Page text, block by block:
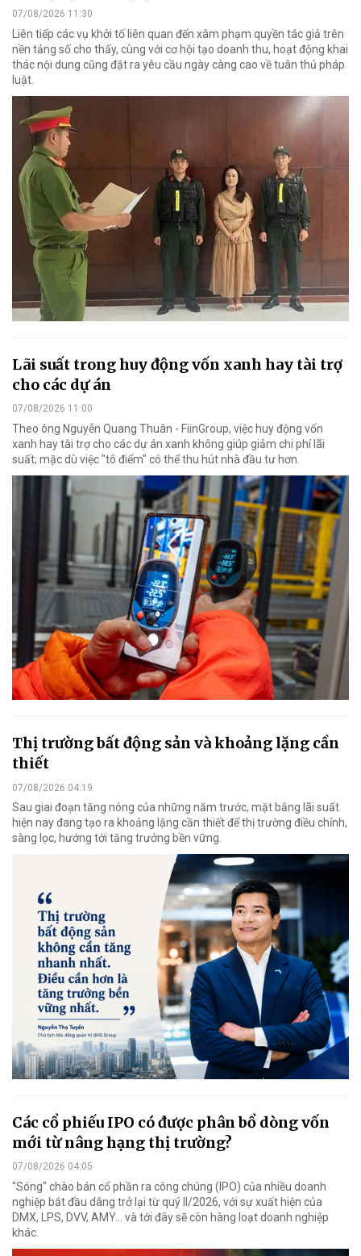
07/08/2026 11:30
Liên tiếp các vụ khởi tố liên quan đến xâm phạm quyền tác giả trên
nền tảng số cho thấy, cùng với cơ hội tạo doanh thu, hoạt động khai
thác nội dung cũng đặt ra yêu cầu ngày càng cao về tuân thủ pháp
luật.
Lãi suất trong huy động vốn xanh hay tài trợ
cho các dự án
07/08/2026 11:00
Theo ông Nguyễn Quang Thuân - FiinGroup, việc huy động vốn
xanh hay tài trợ cho các dự án xanh không giúp giảm chi phí lãi
suất; mặc dù việc "tô điểm" có thể thu hút nhà đầu tư hơn.
Thị trường bất động sản và khoảng lặng cần
thiết
07/08/2026 04:19
Sau giai đoạn tăng nóng của những năm trước, mặt bằng lãi suất
hiện nay đang tạo ra khoảng lặng cần thiết để thị trường điều chỉnh,
sàng lọc, hướng tới tăng trưởng bền vững.
Các cổ phiếu IPO có được phân bổ dòng vốn
mới từ nâng hạng thị trường?
07/08/2026 04:05
"Sóng" chào bán cổ phần ra công chúng (IPO) của nhiều doanh
nghiệp bắt đầu dâng trở lại từ quý II/2026, với sự xuất hiện của
DMX, LPS, DVV, AMY... và tới đây sẽ còn hàng loạt doanh nghiệp
khác.